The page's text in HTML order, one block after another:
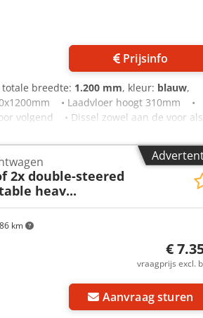
Prijsinfo
totale breedte: 1.200 mm, kleur: blauw,
• Laadvloer hoogt 310mm •
volgend • Dissel zowel aan de voor als
• Houten bodem (demontabel)
Bouwjaar: 2018
km
2x double-steered
heav...
€
vraagprijs excl.
Aanvraag sturen